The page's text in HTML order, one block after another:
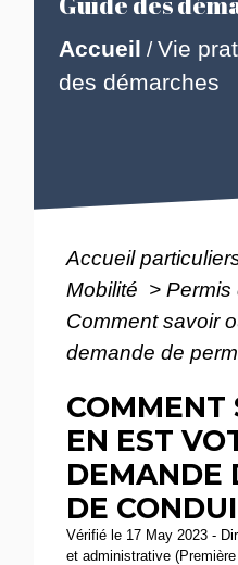
Accueil /Vie
des démarches
Accueil
Mobilité > Permis
Comment savoir
demande de
COMMENT
EN EST
DEMANDE
DE
Vérifié le 17 May 2023 -
et administrative